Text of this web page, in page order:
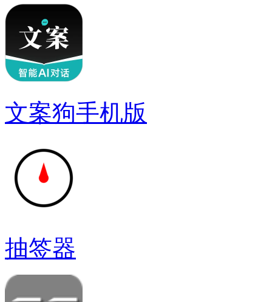
文案狗手机版
抽签器